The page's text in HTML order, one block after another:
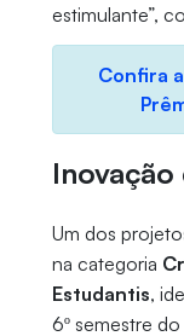
estimulante”,
Confira
Um dos
na categoria
Estudantis,
6º semestre